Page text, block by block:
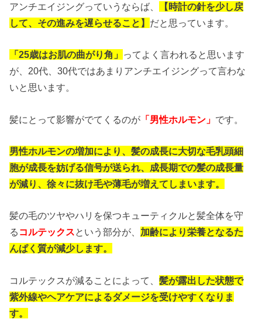
アンチエイジングっていうならば、
【時計の針を少し戻
して、その進みを遅らせること】 だと思っています。
「25歳はお肌の曲がり角」 ってよく言われると思います
が、20代、30代ではあまりアンチエイジングって言わな
いと思います。
髪にとって影響がでてくるのが 「男性ホルモン」 です。
男性ホルモンの増加により、髪の成長に大切な毛乳頭細
胞が成長を妨げる信号が送られ、成長期での髪の成長量
が減り、徐々に抜け毛や薄毛が増えてしまいます。
髪の毛のツヤやハリを保つキューティクルと髪全体を守
る コルテックスという部分が、 加齢により栄養となるた
んぱく質が減少します。
コルテックスが減ることによって、髪が露出した状態で
紫外線やヘアケアによるダメージを受けやすくなりま
す。